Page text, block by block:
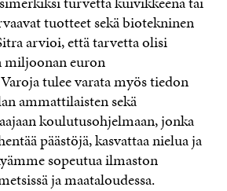
tuotteet sekä biotekninen
arvioi, että tarvetta olisi
miljoonan euron
tulee varata myös tiedon
ammattilaisten sekä
koulutusohjelmaan, jonka
päästöjä, kasvattaa nielua ja
sopeutua ilmaston
ja maataloudessa.